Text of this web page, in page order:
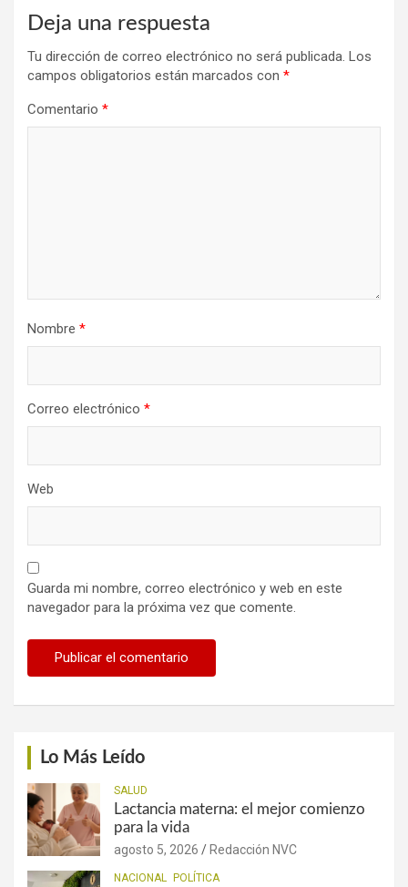
Deja una respuesta
Tu dirección de correo electrónico no será publicada. Los
campos obligatorios están marcados con *
Comentario *
Nombre *
Correo electrónico *
Web
Guarda mi nombre, correo electrónico y web en este
navegador para la próxima vez que comente.
Lo Más Leído
SALUD
Lactancia materna: el mejor comienzo
para la vida
agosto 5, 2026 Redacción NVC
NACIONAL POLÍTICA